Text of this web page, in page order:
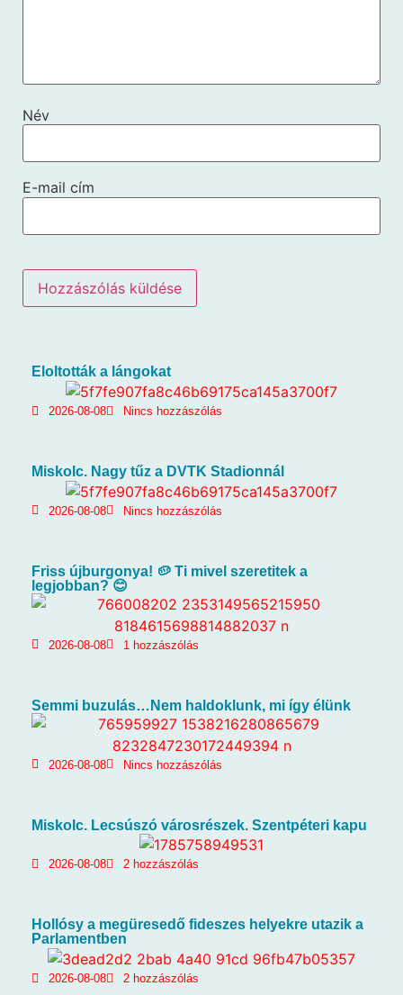
Név
E-mail cím
Eloltották a lángokat
2026-08-08 Nincs hozzászólás
Miskolc. Nagy tűz a DVTK Stadionnál
2026-08-08 Nincs hozzászólás
Friss újburgonya! 🥔 Ti mivel szeretitek a
legjobban? 😊
2026-08-08 1 hozzászólás
Semmi buzulás…Nem haldoklunk, mi így élünk
2026-08-08 Nincs hozzászólás
Miskolc. Lecsúszó városrészek. Szentpéteri kapu
2026-08-08 2 hozzászólás
Hollósy a megüresedő fideszes helyekre utazik a
Parlamentben
2026-08-08 2 hozzászólás